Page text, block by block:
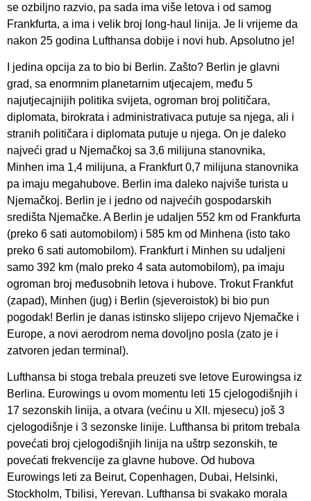
se ozbiljno razvio, pa sada ima više letova i od samog
Frankfurta, a ima i velik broj long-haul linija. Je li vrijeme da
nakon 25 godina Lufthansa dobije i novi hub. Apsolutno je!
I jedina opcija za to bio bi Berlin. Zašto? Berlin je glavni
grad, sa enormnim planetarnim utjecajem, među 5
najutjecajnijih politika svijeta, ogroman broj političara,
diplomata, birokrata i administrativaca putuje sa njega, ali i
stranih političara i diplomata putuje u njega. On je daleko
najveći grad u Njemačkoj sa 3,6 milijuna stanovnika,
Minhen ima 1,4 milijuna, a Frankfurt 0,7 milijuna stanovnika
pa imaju megahubove. Berlin ima daleko najviše turista u
Njemačkoj. Berlin je i jedno od najvećih gospodarskih
središta Njemačke. A Berlin je udaljen 552 km od Frankfurta
(preko 6 sati automobilom) i 585 km od Minhena (isto tako
preko 6 sati automobilom). Frankfurt i Minhen su udaljeni
samo 392 km (malo preko 4 sata automobilom), pa imaju
ogroman broj međusobnih letova i hubove. Trokut Frankfut
(zapad), Minhen (jug) i Berlin (sjeveroistok) bi bio pun
pogodak! Berlin je danas istinsko slijepo crijevo Njemačke i
Europe, a novi aerodrom nema dovoljno posla (zato je i
zatvoren jedan terminal).
Lufthansa bi stoga trebala preuzeti sve letove Eurowingsa iz
Berlina. Eurowings u ovom momentu leti 15 cjelogodišnjih i
17 sezonskih linija, a otvara (većinu u XII. mjesecu) još 3
cjelogodišnje i 3 sezonske linije. Lufthansa bi pritom trebala
povećati broj cjelogodišnjih linija na uštrp sezonskih, te
povećati frekvencije za glavne hubove. Od hubova
Eurowings leti za Beirut, Copenhagen, Dubai, Helsinki,
Stockholm, Tbilisi, Yerevan. Lufthansa bi svakako morala